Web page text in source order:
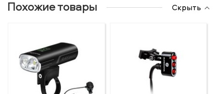
Похожие товары Скрыть